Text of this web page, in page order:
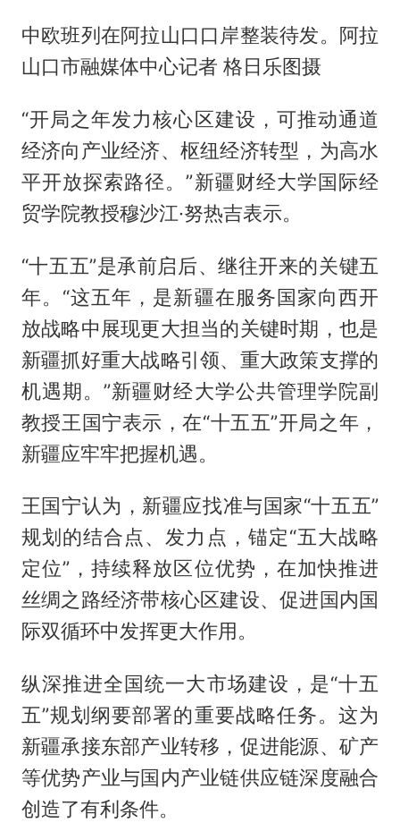
中欧班列在阿拉山口口岸整装待发。阿拉
山口市融媒体中心记者 格日乐图摄
“开局之年发力核心区建设，可推动通道
经济向产业经济、枢纽经济转型，为高水
平开放探索路径。”新疆财经大学国际经
贸学院教授穆沙江·努热吉表示。
“十五五”是承前启后、继往开来的关键五
年。“这五年，是新疆在服务国家向西开
放战略中展现更大担当的关键时期，也是
新疆抓好重大战略引领、重大政策支撑的
机遇期。”新疆财经大学公共管理学院副
教授王国宁表示，在“十五五”开局之年，
新疆应牢牢把握机遇。
王国宁认为，新疆应找准与国家“十五五”
规划的结合点、发力点，锚定“五大战略
定位”，持续释放区位优势，在加快推进
丝绸之路经济带核心区建设、促进国内国
际双循环中发挥更大作用。
纵深推进全国统一大市场建设，是“十五
五”规划纲要部署的重要战略任务。这为
新疆承接东部产业转移，促进能源、矿产
等优势产业与国内产业链供应链深度融合
创造了有利条件。